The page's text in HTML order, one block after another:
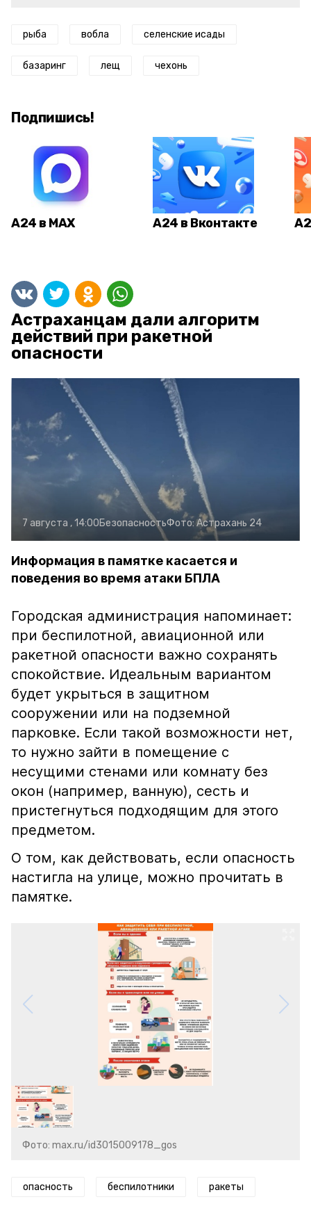
рыба вобла селенские исады
базаринг лещ чехонь
Подпишись!
А24 в MAX А24 в Вконтакте
Астраханцам дали алгоритм
действий при ракетной
опасности
7 августа , 14:00БезопасностьФото: Астрахань 24
Информация в памятке касается и
поведения во время атаки БПЛА
Городская администрация напоминает:
при беспилотной, авиационной или
ракетной опасности важно сохранять
спокойствие. Идеальным вариантом
будет укрыться в защитном
сооружении или на подземной
парковке. Если такой возможности нет,
то нужно зайти в помещение с
несущими стенами или комнату без
окон (например, ванную), сесть и
пристегнуться подходящим для этого
предметом.
О том, как действовать, если опасность
настигла на улице, можно прочитать в
памятке.
Фото: max.ru/id3015009178_gos
опасность беспилотники ракеты